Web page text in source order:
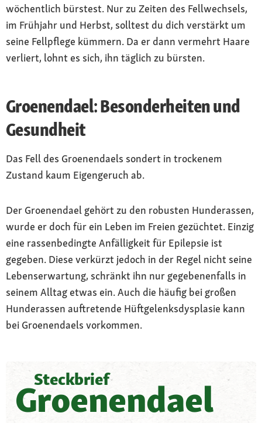
wöchentlich bürstest. Nur zu Zeiten des Fellwechsels,
im Frühjahr und Herbst, solltest du dich verstärkt um
seine Fellpflege kümmern. Da er dann vermehrt Haare
verliert, lohnt es sich, ihn täglich zu bürsten.
Groenendael: Besonderheiten und
Gesundheit
Das Fell des Groenendaels sondert in trockenem
Zustand kaum Eigengeruch ab.
Der Groenendael gehört zu den robusten Hunderassen,
wurde er doch für ein Leben im Freien gezüchtet. Einzig
eine rassenbedingte Anfälligkeit für Epilepsie ist
gegeben. Diese verkürzt jedoch in der Regel nicht seine
Lebenserwartung, schränkt ihn nur gegebenenfalls in
seinem Alltag etwas ein. Auch die häufig bei großen
Hunderassen auftretende Hüftgelenksdysplasie kann
bei Groenendaels vorkommen.
Steckbrief
Groenendael